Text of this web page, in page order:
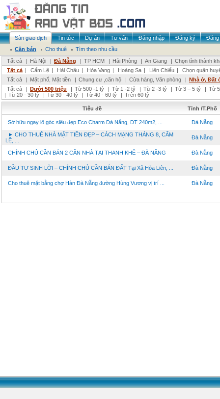
Sàn giao dịch Tin tức Dự án Tư vấn Đăng nhập Đăng ký
Đăng
Cần bán
Cho thuê
Tìm theo nhu cầu
Tất cả
| Hà Nội | Đà Nẵng | TP HCM | Hải Phòng | An Giang | Chọn tỉnh thành
Tất cả | Cẩm Lệ | Hải Châu | Hòa Vang | Hoàng Sa | Liên Chiểu |
Chọn quận
Tất cả
| Mặt phố, Mặt tiền | Chung cư ,căn hộ | Cửa hàng, Văn phòng | Nhà ở, Đất
Tất cả
| Dưới 500 triệu | Từ 500 -1 tỷ | Từ 1 -2 tỷ | Từ 2 -3 tỷ | Từ 3 – 5 tỷ | Từ
| Từ 20 - 30 tỷ | Từ 30 - 40 tỷ | Từ 40 - 60 tỷ | Trên 60 tỷ
Tiêu đề Tỉnh /T.Phố
Sở hữu ngay lô góc siêu đẹp Eco Charm Đà Nẵng, DT 240m2, ... Đà Nẵng
► CHO THUÊ NHÀ MẶT TIỀN ĐẸP – CÁCH MẠNG THÁNG 8, CẨM
LỆ, ...
Đà Nẵng
CHÍNH CHỦ CẦN BÁN 2 CĂN NHÀ TẠI THANH KHÊ – ĐÀ NẴNG Đà Nẵng
ĐẦU TƯ SINH LỜI – CHÍNH CHỦ CẦN BÁN ĐẤT Tại Xã Hòa Liên, ... Đà Nẵng
Cho thuê mặt bằng chợ Hàn Đà Nẵng đường Hùng Vương vị trí ... Đà Nẵng